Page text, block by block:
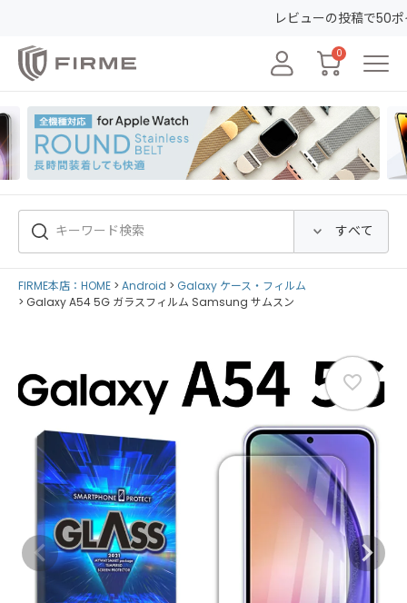
レビューの投稿で50ポイントGET&30日間安心
0
FIRME本店：HOME Android
Galaxy ケース・フィルム
Galaxy A54 5G ガラスフィルム Samsung サムスン